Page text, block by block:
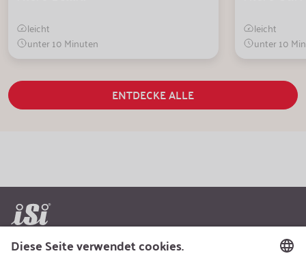
leicht
unter 10 Minuten
leicht
unter 10
ENTDECKE ALLE
AEB/CoC